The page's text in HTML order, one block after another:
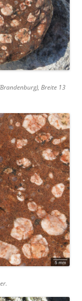
Breite 13